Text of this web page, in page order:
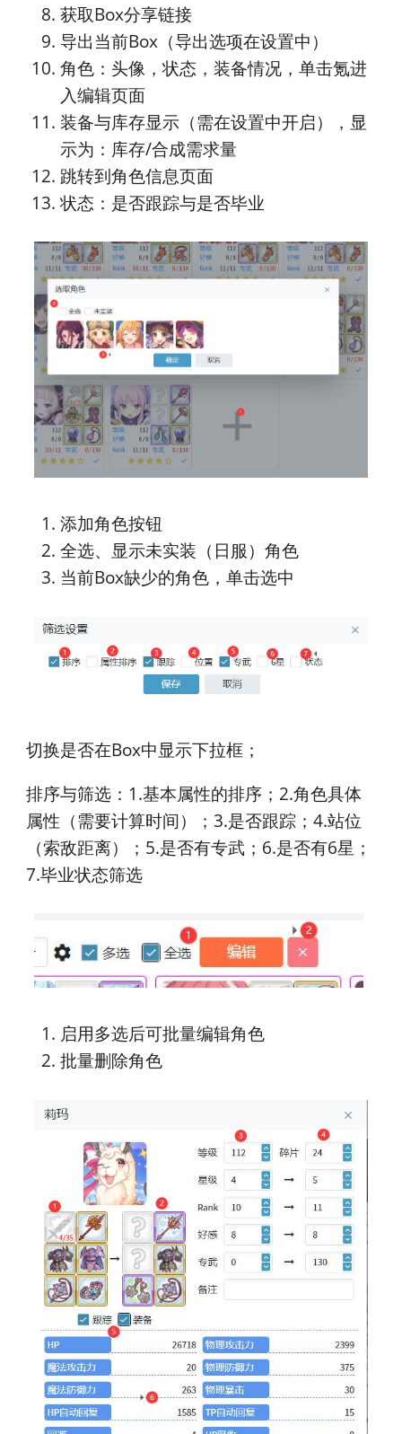
获取Box分享链接
导出当前Box（导出选项在设置中）
角色：头像，状态，装备情况，单击氪进
入编辑页面
装备与库存显示（需在设置中开启），显
示为：库存/合成需求量
跳转到角色信息页面
状态：是否跟踪与是否毕业
添加角色按钮
全选、显示未实装（日服）角色
当前Box缺少的角色，单击选中
切换是否在Box中显示下拉框；
排序与筛选：1.基本属性的排序；2.角色具体
属性（需要计算时间）；3.是否跟踪；4.站位
（索敌距离）；5.是否有专武；6.是否有6星；
7.毕业状态筛选
启用多选后可批量编辑角色
批量删除角色